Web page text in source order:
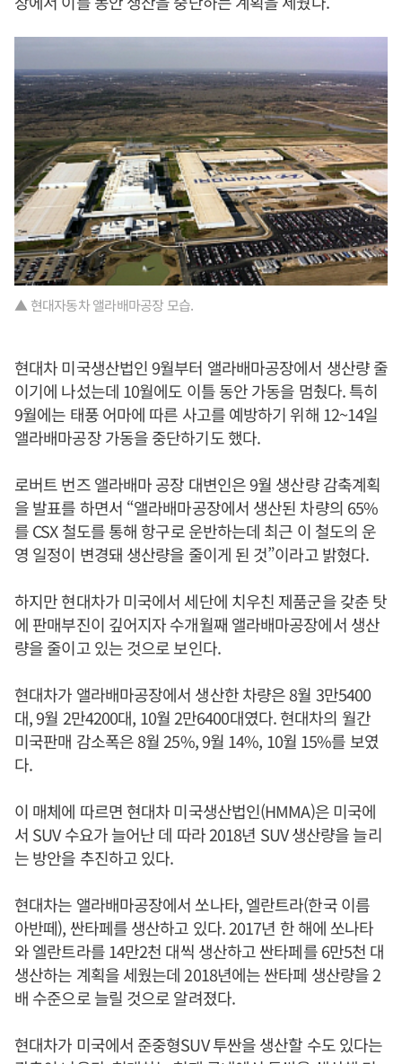
▲ 현대자동차 앨라배마공장 모습.
현대차 미국생산법인 9월부터 앨라배마공장에서 생산량 줄
이기에 나섰는데 10월에도 이틀 동안 가동을 멈췄다. 특히
9월에는 태풍 어마에 따른 사고를 예방하기 위해 12~14일
앨라배마공장 가동을 중단하기도 했다.
로버트 번즈 앨라배마 공장 대변인은 9월 생산량 감축계획
을 발표를 하면서 “앨라배마공장에서 생산된 차량의 65%
를 CSX 철도를 통해 항구로 운반하는데 최근 이 철도의 운
영 일정이 변경돼 생산량을 줄이게 된 것”이라고 밝혔다.
하지만 현대차가 미국에서 세단에 치우친 제품군을 갖춘 탓
에 판매부진이 깊어지자 수개월째 앨라배마공장에서 생산
량을 줄이고 있는 것으로 보인다.
현대차가 앨라배마공장에서 생산한 차량은 8월 3만5400
대, 9월 2만4200대, 10월 2만6400대였다. 현대차의 월간
미국판매 감소폭은 8월 25%, 9월 14%, 10월 15%를 보였
다.
이 매체에 따르면 현대차 미국생산법인(HMMA)은 미국에
서 SUV 수요가 늘어난 데 따라 2018년 SUV 생산량을 늘리
는 방안을 추진하고 있다.
현대차는 앨라배마공장에서 쏘나타, 엘란트라(한국 이름
아반떼), 싼타페를 생산하고 있다. 2017년 한 해에 쏘나타
와 엘란트라를 14만2천 대씩 생산하고 싼타페를 6만5천 대
생산하는 계획을 세웠는데 2018년에는 싼타페 생산량을 2
배 수준으로 늘릴 것으로 알려졌다.
현대차가 미국에서 준중형SUV 투싼을 생산할 수도 있다는